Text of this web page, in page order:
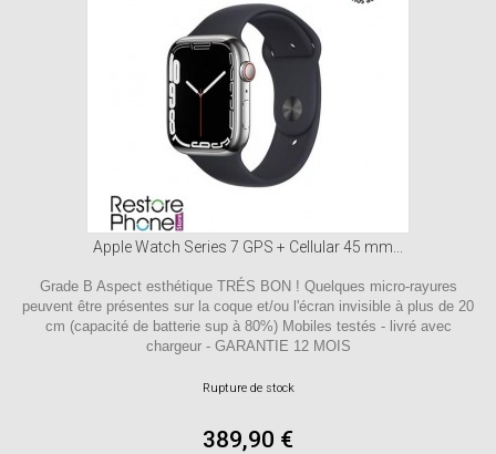
Apple Watch Series 7 GPS + Cellular 45 mm...
Grade B Aspect esthétique TRÉS BON ! Quelques micro-rayures
peuvent être présentes sur la coque et/ou l'écran invisible à plus de 20
cm (capacité de batterie sup à 80%) Mobiles testés - livré avec
chargeur - GARANTIE 12 MOIS
Rupture de stock
389,90 €